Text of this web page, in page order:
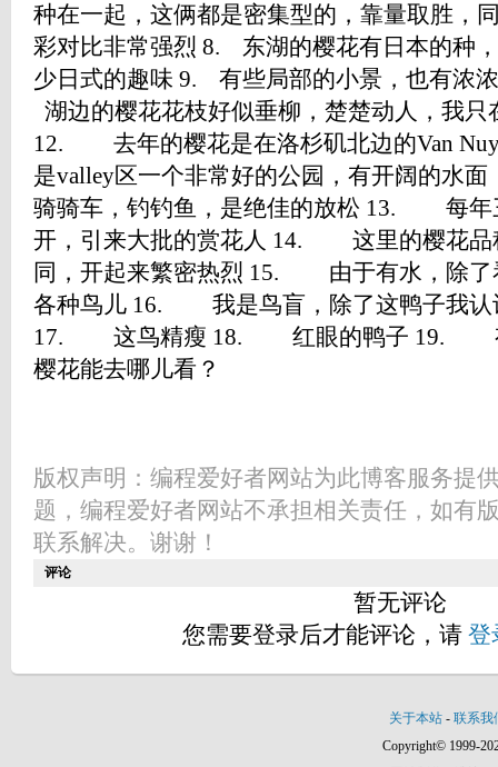
种在一起，这俩都是密集型的，靠量取胜，
彩对比非常强烈 8. 东湖的樱花有日本的种
少日式的趣味 9. 有些局部的小景，也有
湖边的樱花花枝好似垂柳，楚楚动人，
12. 去年的樱花是在洛杉矶北边的Van
是valley区一个非常好的公园，有开阔的水
骑骑车，钓钓鱼，是绝佳的放松 13. 每年
开，引来大批的赏花人 14. 这里的樱花品
同，开起来繁密热烈 15. 由于有水，除了
各种鸟儿 16. 我是鸟盲，除了这鸭子我认
17. 这鸟精瘦 18. 红眼的鸭子 19. 有
樱花能去哪儿看？
版权声明：编程爱好者网站为此博客服务提
题，编程爱好者网站不承担相关责任，如有
联系解决。谢谢！
评论
暂无评论
您需要登录后才能评论，请 登
关于本站 - 联系我
Copyright© 1999-